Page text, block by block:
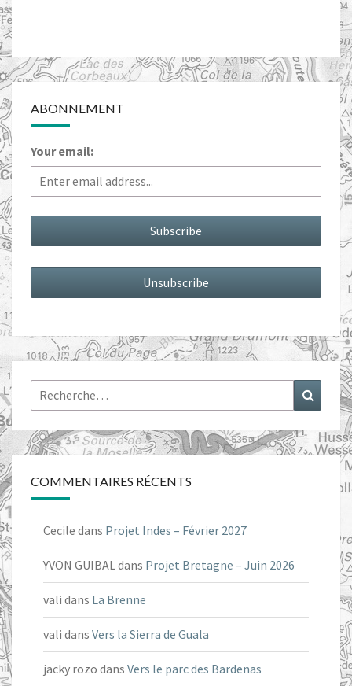
ABONNEMENT
Your email:
Rechercher :
COMMENTAIRES RÉCENTS
Cecile dans Projet Indes – Février 2027
YVON GUIBAL dans Projet Bretagne – Juin 2026
vali dans La Brenne
vali dans Vers la Sierra de Guala
jacky rozo dans Vers le parc des Bardenas